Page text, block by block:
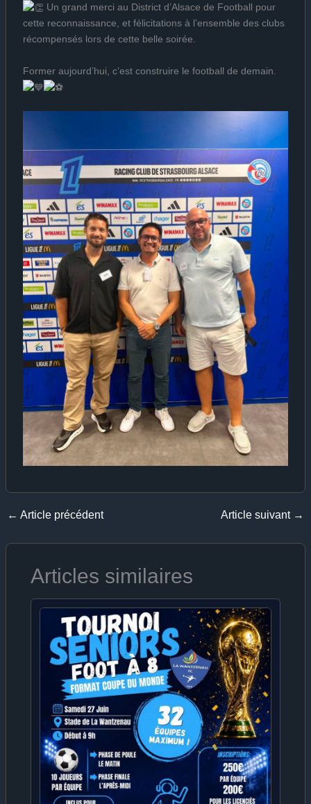
Un grand merci au District d’Alsace de Football pour
cette reconnaissance, et félicitations à l’ensemble des clubs
récompensés lors de cette belle soirée.
Former aujourd’hui, c’est construire le football de demain.
← Article précédent Article suivant →
Articles similaires